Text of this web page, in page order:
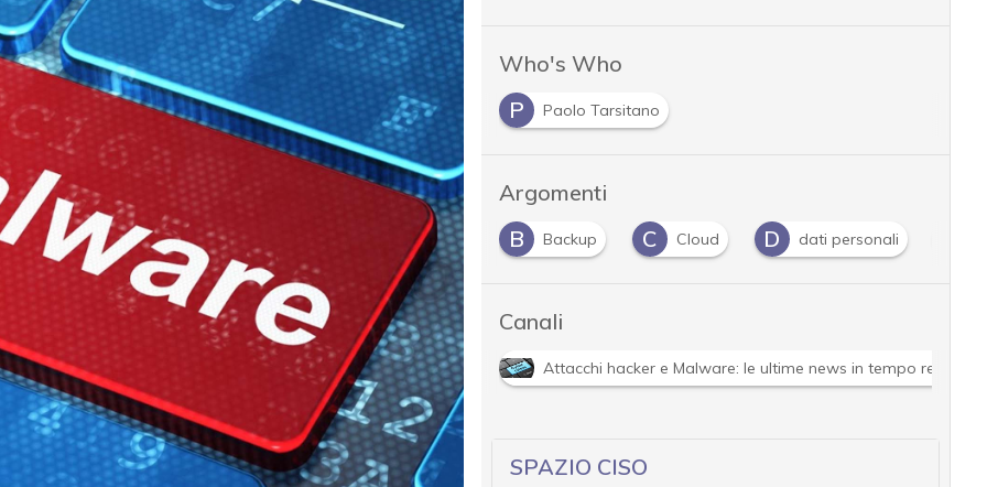
Who's Who
P
Paolo Tarsitano
Argomenti
Applicazioni B Backup C Cloud D dati personali
Canali
Attacchi hacker e Malware: le ultime news in tempo reale e
SPAZIO CISO